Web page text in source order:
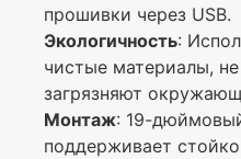
прошивки через USB.
Экологичность:
чистые материалы,
загрязняют
Монтаж: 19-
поддерживает